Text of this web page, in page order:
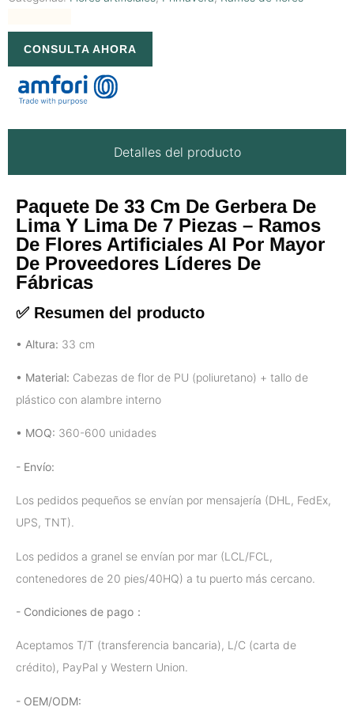
CONSULTA AHORA
Detalles del producto
Paquete De 33 Cm De Gerbera De
Lima Y Lima De 7 Piezas – Ramos
De Flores Artificiales Al Por Mayor
De Proveedores Líderes De
Fábricas
✅ Resumen del producto
• Altura: 33 cm
• Material: Cabezas de flor de PU (poliuretano) + tallo de
plástico con alambre interno
• MOQ: 360-600 unidades
- Envío:
Los pedidos pequeños se envían por mensajería (DHL, FedEx,
UPS, TNT).
Los pedidos a granel se envían por mar (LCL/FCL,
contenedores de 20 pies/40HQ) a tu puerto más cercano.
- Condiciones de pago：
Aceptamos T/T (transferencia bancaria), L/C (carta de
crédito), PayPal y Western Union.
- OEM/ODM: